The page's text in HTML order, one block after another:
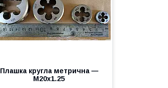
Плашка кругла метрична —
M20x1.25